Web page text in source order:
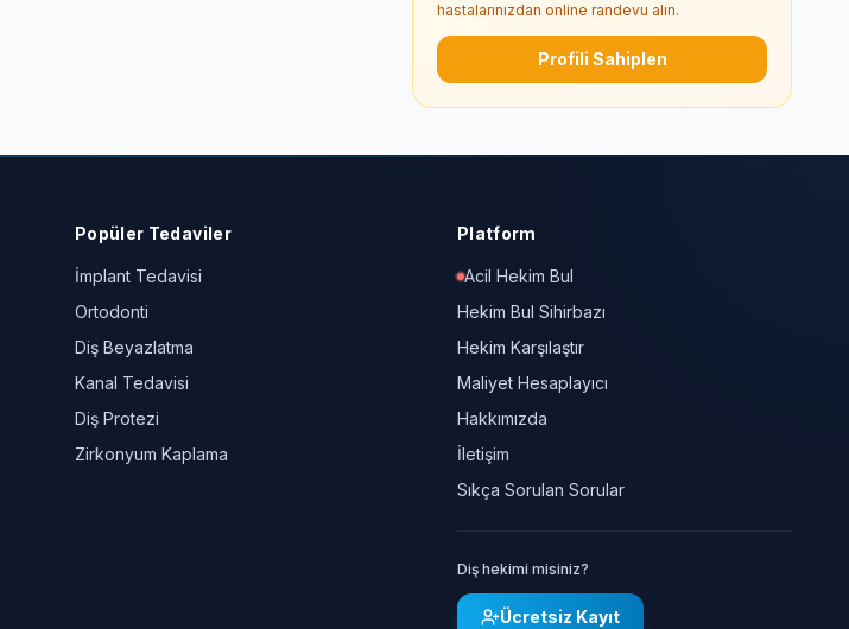
hastalarınızdan online randevu alın.
Profili Sahiplen
Popüler Tedaviler
İmplant Tedavisi
Ortodonti
Diş Beyazlatma
Kanal Tedavisi
Diş Protezi
Zirkonyum Kaplama
Platform
Acil Hekim Bul
Hekim Bul Sihirbazı
Hekim Karşılaştır
Maliyet Hesaplayıcı
Hakkımızda
İletişim
Sıkça Sorulan Sorular
Diş hekimi misiniz?
Ücretsiz Kayıt